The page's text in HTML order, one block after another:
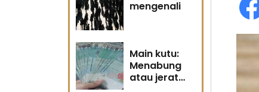
mengenali
Main kutu:
Menabung
atau jerat